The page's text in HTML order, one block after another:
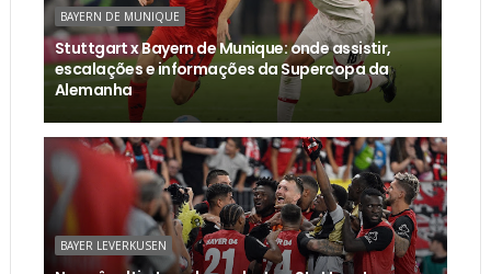
BAYERN DE MUNIQUE
Stuttgart x Bayern de Munique: onde assistir,
escalações e informações da Supercopa da
Alemanha
BAYER LEVERKUSEN